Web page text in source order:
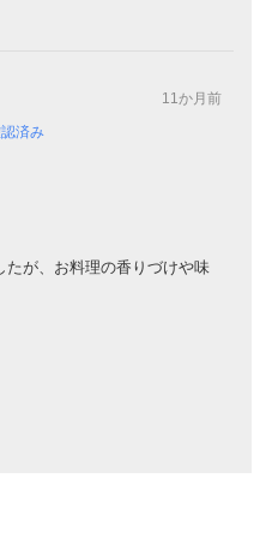
済み
11か月前
たが、お料理の香りづけや味